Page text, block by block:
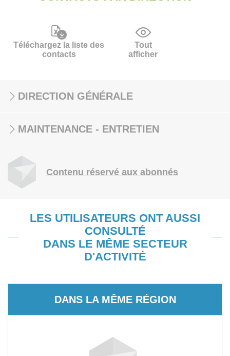
Téléchargez la liste des
contacts
Tout
afficher
DIRECTION GÉNÉRALE
MAINTENANCE - ENTRETIEN
Contenu réservé aux abonnés
LES UTILISATEURS ONT AUSSI
CONSULTÉ
DANS LE MÊME SECTEUR
D'ACTIVITÉ
DANS LA MÊME RÉGION